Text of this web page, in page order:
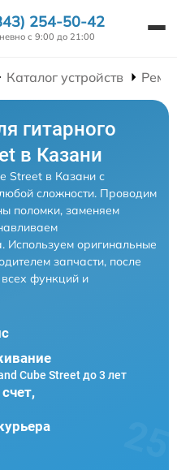
254-50-42
с 9:00 до 21:00
Каталог устройств
гитарного
в Казани
Street в Казани с
сложности. Проводим
поломки, заменяем
Используем оригинальные
запчасти, после
функций и
Cube Street до 3 лет